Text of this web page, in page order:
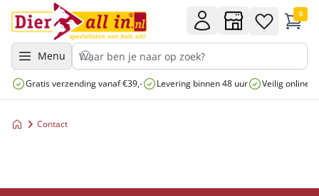
Menu
0
Gratis verzending vanaf €39,- Levering binnen 48 uur Veilig online
Contact